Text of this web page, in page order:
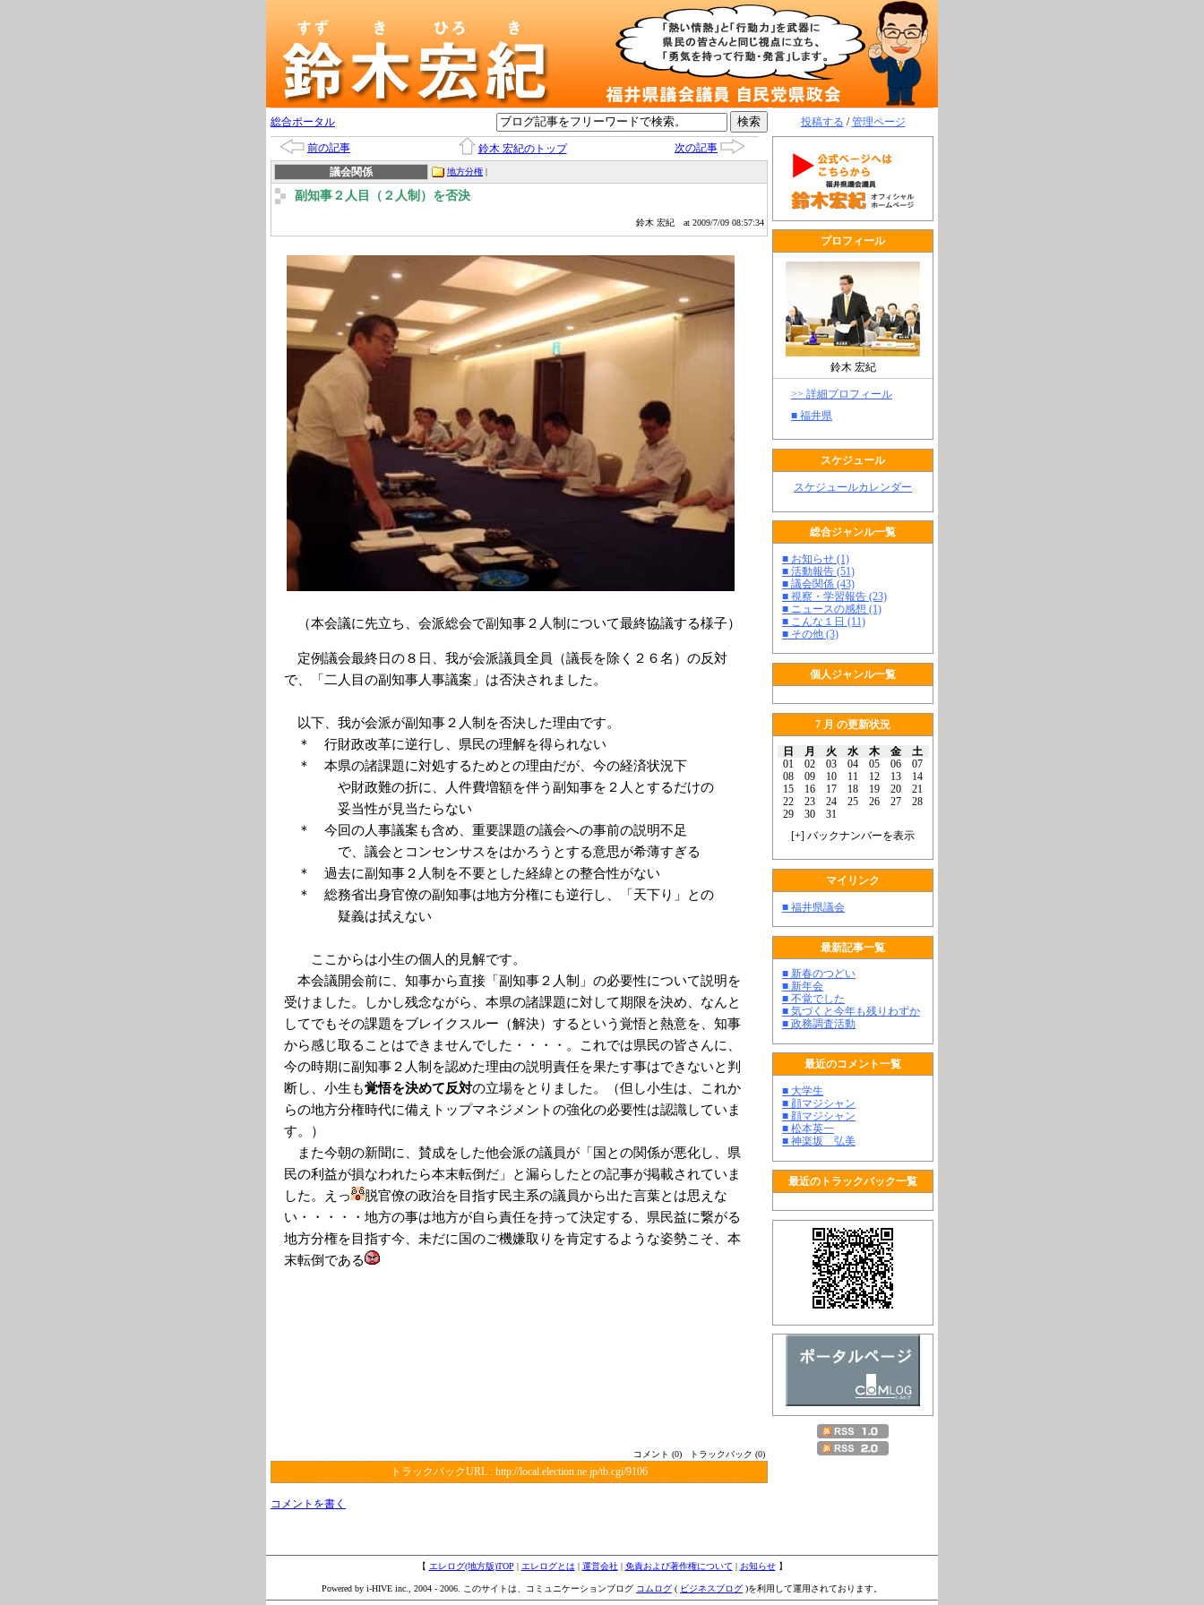
投稿する /管理ページ
プロフィール
鈴木 宏紀
>> 詳細プロフィール
■ 福井県
スケジュール
スケジュールカレンダー
総合ジャンル一覧
■ お知らせ (1)
■ 活動報告 (51)
■ 議会関係 (43)
■ 視察・学習報告 (23)
■ ニュースの感想 (1)
■ こんな１日 (11)
■ その他 (3)
個人ジャンル一覧
7 月 の更新状況
日 月 火 水 木 金
土
01
02 03 04 05 06
07
08
09 10 11 12 13
14
15
16 17 18 19 20
21
22
23 24 25 26 27
28
29
30
31
[+] バックナンバーを表示
マイリンク
■ 福井県議会
最新記事一覧
■ 新春のつどい
■ 新年会
■ 不覚でした
■ 気づくと今年も残りわずか
■ 政務調査活動
最近のコメント一覧
■ 大学生
■ 顔マジシャン
■ 顔マジシャン
■ 松本英一
■ 神楽坂 弘美
最近のトラックバック一覧
総合ポータル
前の記事 鈴木 宏紀のトップ
次の記事
議会関係
地方分権 |
副知事２人目（２人制）を否決
鈴木 宏紀 at 2009/7/09 08:57:34
（本会議に先立ち、会派総会で副知事２人制について最終協議する様子）
定例議会最終日の８日、我が会派議員全員（議長を除く２６名）の反対
で、「二人目の副知事人事議案」は否決されました。
以下、我が会派が副知事２人制を否決した理由です。
＊ 行財政改革に逆行し、県民の理解を得られない
＊ 本県の諸課題に対処するためとの理由だが、今の経済状況下
や財政難の折に、人件費増額を伴う副知事を２人とするだけの
妥当性が見当たらない
＊ 今回の人事議案も含め、重要課題の議会への事前の説明不足
で、議会とコンセンサスをはかろうとする意思が希薄すぎる
＊ 過去に副知事２人制を不要とした経緯との整合性がない
＊ 総務省出身官僚の副知事は地方分権にも逆行し、「天下り」との
疑義は拭えない
ここからは小生の個人的見解です。
本会議開会前に、知事から直接「副知事２人制」の必要性について説明を
受けました。しかし残念ながら、本県の諸課題に対して期限を決め、なんと
してでもその課題をブレイクスルー（解決）するという覚悟と熱意を、知事
から感じ取ることはできませんでした・・・・。これでは県民の皆さんに、
今の時期に副知事２人制を認めた理由の説明責任を果たす事はできないと判
断し、小生も覚悟を決めて反対の立場をとりました。（但し小生は、これか
らの地方分権時代に備えトップマネジメントの強化の必要性は認識していま
す。）
また今朝の新聞に、賛成をした他会派の議員が「国との関係が悪化し、県
民の利益が損なわれたら本末転倒だ」と漏らしたとの記事が掲載されていま
した。えっ
脱官僚の政治を目指す民主系の議員から出た言葉とは思えな
い・・・・・地方の事は地方が自ら責任を持って決定する、県民益に繋がる
地方分権を目指す今、未だに国のご機嫌取りを肯定するような姿勢こそ、本
末転倒である
コメント (0) トラックバック (0)
トラックバックURL : http://local.election.ne.jp/tb.cgi/9106
コメントを書く
【 エレログ(地方版)TOP | エレログとは | 運営会社| 免責および著作権について | お知らせ】
Powered by i-HIVE inc., 2004 - 2006. このサイトは、コミュニケーションブログ コムログ ( ビジネスブログ )を利用して運用されております。